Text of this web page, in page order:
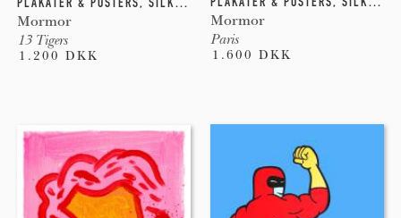
Mormor
13 Tigers
1.200 DKK
Mormor
Paris
1.600 DKK